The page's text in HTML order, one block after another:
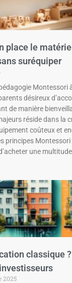
place le
suréquiper
Montessori
désireux
de manière
réside dans la
coûteux et
principes
une multitude
classique
2025